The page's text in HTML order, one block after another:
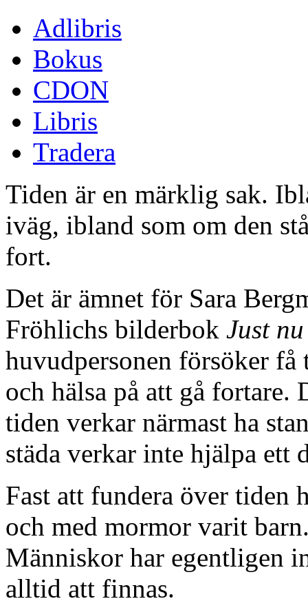
Adlibris
Bokus
CDON
Libris
Tradera
Tiden är en märklig sak.
iväg, ibland som om den
fort.
Det är ämnet för Sara
Fröhlichs bilderbok Just
huvudpersonen försöker
och hälsa på att gå fortare.
tiden verkar närmast ha
städa verkar inte hjälpa ett
Fast att fundera över tiden
och med mormor varit
Människor har egentligen
alltid att finnas.